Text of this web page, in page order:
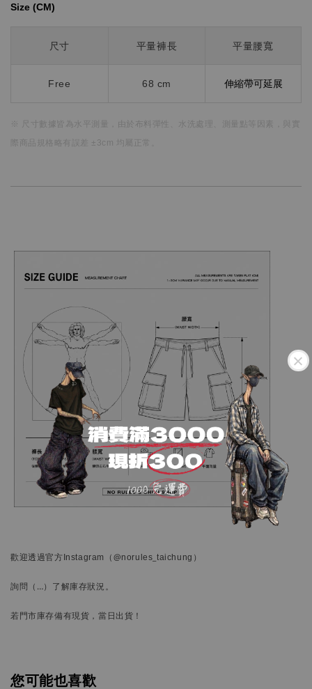
Size (CM)⁡⁡
尺寸 平量褲長 平量腰寬
Free 68 cm 伸縮帶可延展
※ 尺寸數據皆為水平測量， 由於布料彈性、水洗處理、測量點等因素，
際商品規格略有誤差 ±3cm 均屬正常。
歡迎透過官方Instagram （@norules_taichung）
詢問 （…） 了解庫存狀況。
若門市庫存備有現貨，當日出貨！
您可能也喜歡